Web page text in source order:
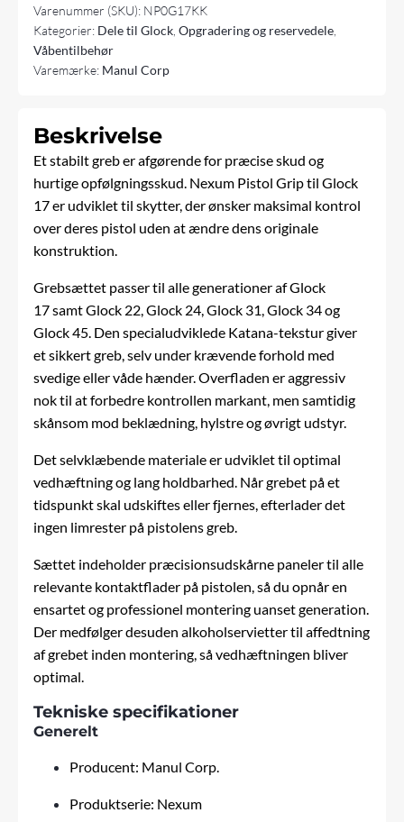
Varenummer (SKU): NP0G17KK
Kategorier: Dele til Glock ,Opgradering og reservedele
Våbentilbehør
Varemærke: Manul Corp
Beskrivelse
Et stabilt greb er afgørende for præcise skud og
hurtige opfølgningsskud. Nexum Pistol Grip til Glock
17 er udviklet til skytter, der ønsker maksimal kontrol
over deres pistol uden at ændre dens originale
konstruktion.
Grebsættet passer til alle generationer af Glock
17 samt Glock 22, Glock 24, Glock 31, Glock 34 og
Glock 45. Den specialudviklede Katana-tekstur giver
et sikkert greb, selv under krævende forhold med
svedige eller våde hænder. Overfladen er aggressiv
nok til at forbedre kontrollen markant, men samtidig
skånsom mod beklædning, hylstre og øvrigt udstyr.
Det selvklæbende materiale er udviklet til optimal
vedhæftning og lang holdbarhed. Når grebet på et
tidspunkt skal udskiftes eller fjernes, efterlader det
ingen limrester på pistolens greb.
Sættet indeholder præcisionsudskårne paneler til alle
relevante kontaktflader på pistolen, så du opnår en
ensartet og professionel montering uanset generation.
Der medfølger desuden alkoholservietter til affedtning
af grebet inden montering, så vedhæftningen bliver
optimal.
Tekniske specifikationer
Generelt
Producent: Manul Corp.
Produktserie: Nexum